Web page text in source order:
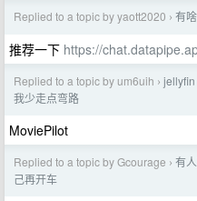
Replied to a topic by yaott2020 › 有
推荐一下 https://
Replied to a topic by um6uih › jellyfin
我少走点弯路
MoviePilot
Replied to a topic by Gcourage › 有
己再开车